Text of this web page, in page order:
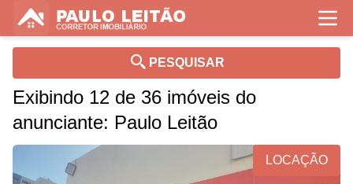
PESQUISAR
Exibindo 12 de 36 imóveis do
anunciante: Paulo Leitão
LOCAÇÃO